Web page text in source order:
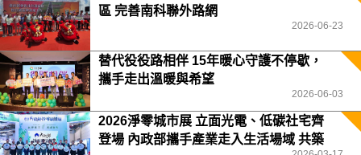
區 完善南科聯外路網
2026-06-23
替代役役路相伴 15年暖心守護不停歇，
攜手走出溫暖與希望
2026-06-03
2026淨零城市展 立面光電、低碳社宅齊
登場 內政部攜手產業走入生活場域 共築